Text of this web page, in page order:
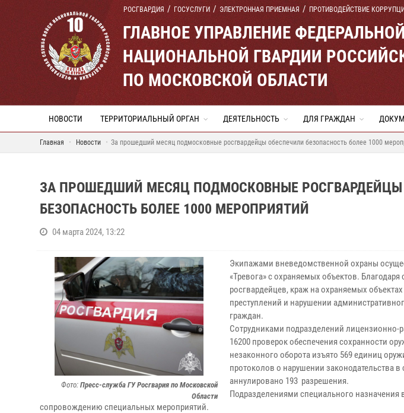
РОСГВАРДИЯ ГОСУСЛУГИ ЭЛЕКТРОННАЯ ПРИЕМНАЯ ПРОТИВОДЕЙСТВИЕ
ГЛАВНОЕ УПРАВЛЕНИЕ
НАЦИОНАЛЬНОЙ ГВАРДИИ
ПО МОСКОВСКОЙ ОБЛАСТИ
НОВОСТИ ТЕРРИТОРИАЛЬНЫЙ ОРГАН ДЕЯТЕЛЬНОСТЬ ДЛЯ ГРАЖДАН
Главная Новости За прошедший месяц подмосковные росгвардейцы обеспечили безопасность более 1000
ЗА ПРОШЕДШИЙ МЕСЯЦ ПОДМОСКОВНЫЕ РОСГВАРДЕЙЦЫ
БЕЗОПАСНОСТЬ БОЛЕЕ 1000 МЕРОПРИЯТИЙ
04 марта 2024, 13:22
Фото: Пресс-служба ГУ Росгвария по Московской
Области
Экипажами вневедомственной охраны
«Тревога» с охраняемых объектов.
росгвардейцев, краж на охраняемых
преступлений и нарушении
граждан.
Сотрудниками подразделений лицензионно-
16200 проверок обеспечения сохранности
незаконного оборота изъято 569 единиц
протоколов о нарушении законодательства
аннулировано 193 разрешения.
Подразделениями специального
сопровождению специальных мероприятий.